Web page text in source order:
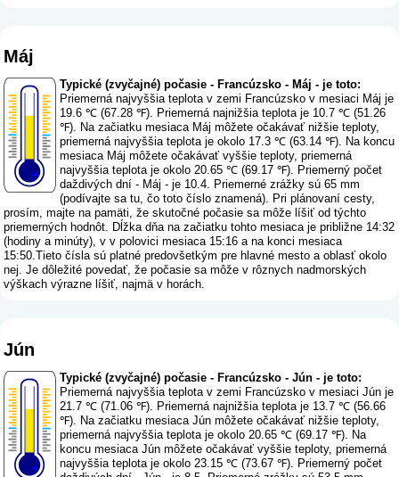
Máj
Typické (zvyčajné) počasie - Francúzsko - Máj - je toto:
Priemerná najvyššia teplota v zemi Francúzsko v mesiaci Máj je
19.6 ℃ (67.28 ℉). Priemerná najnižšia teplota je 10.7 ℃ (51.26
℉). Na začiatku mesiaca Máj môžete očakávať nižšie teploty,
priemerná najvyššia teplota je okolo 17.3 ℃ (63.14 ℉). Na koncu
mesiaca Máj môžete očakávať vyššie teploty, priemerná
najvyššia teplota je okolo 20.65 ℃ (69.17 ℉). Priemerný počet
daždivých dní - Máj - je 10.4. Priemerné zrážky sú 65 mm
(podívajte sa tu, čo toto číslo znamená). Pri plánovaní cesty,
prosím, majte na pamäti, že skutočné počasie sa môže líšiť od týchto
priemerných hodnôt. Dĺžka dňa na začiatku tohto mesiaca je približne 14:32
(hodiny a minúty), v v polovici mesiaca 15:16 a na konci mesiaca
15:50.Tieto čísla sú platné predovšetkým pre hlavné mesto a oblasť okolo
nej. Je dôležité povedať, že počasie sa môže v rôznych nadmorských
výškach výrazne líšiť, najmä v horách.
Jún
Typické (zvyčajné) počasie - Francúzsko - Jún - je toto:
Priemerná najvyššia teplota v zemi Francúzsko v mesiaci Jún je
21.7 ℃ (71.06 ℉). Priemerná najnižšia teplota je 13.7 ℃ (56.66
℉). Na začiatku mesiaca Jún môžete očakávať nižšie teploty,
priemerná najvyššia teplota je okolo 20.65 ℃ (69.17 ℉). Na
koncu mesiaca Jún môžete očakávať vyššie teploty, priemerná
najvyššia teplota je okolo 23.15 ℃ (73.67 ℉). Priemerný počet